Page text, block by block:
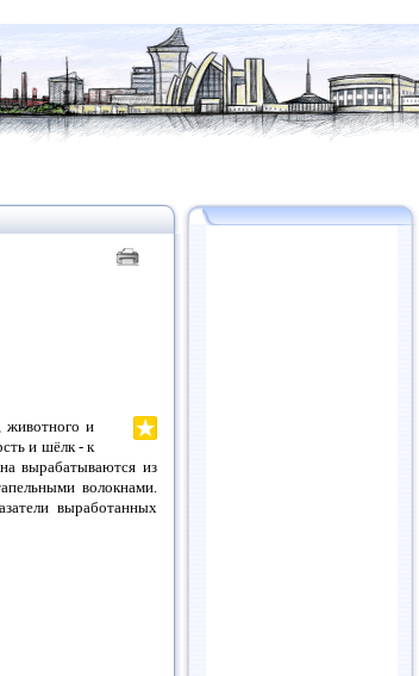
животного и
и шёлк - к
вырабатываются из
волокнами.
выработанных